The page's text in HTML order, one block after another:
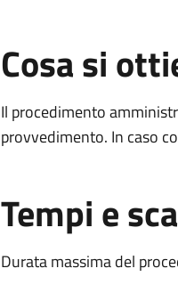
Cosa si
Il procedimento
provvedimento. In caso
Tempi e
Durata massima del